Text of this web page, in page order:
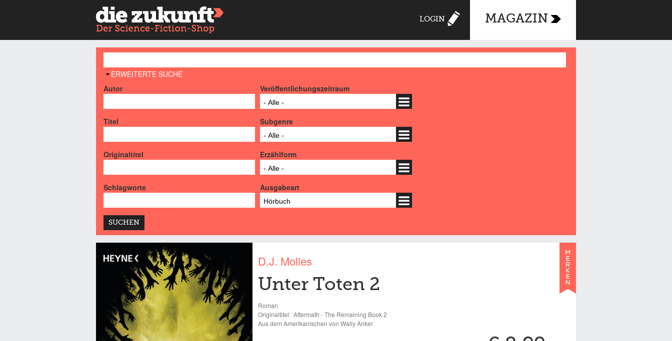
LOGIN MAGAZIN
AUSBLENDEN
ERWEITERTE SUCHE
Autor
Veröffentlichungszeitraum
- Alle -
Titel Subgenre
- Alle -
Originaltitel Erzählform
- Alle -
Schlagworte Ausgabeart
Hörbuch
D.J. Molles
Unter Toten 2
Roman
Originaltitel: Aftermath - The Remaining Book 2
Aus dem Amerikanischen von Wally Anker